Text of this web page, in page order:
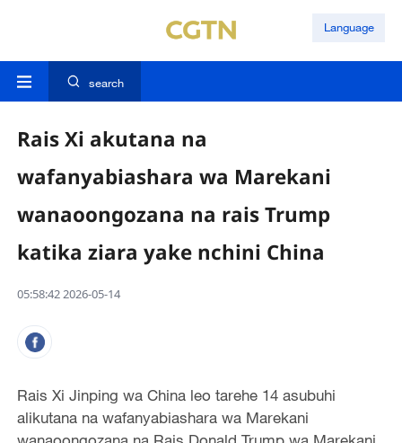
Language
search
Rais Xi akutana na
wafanyabiashara wa Marekani
wanaoongozana na rais Trump
katika ziara yake nchini China
05:58:42 2026-05-14
Rais Xi Jinping wa China leo tarehe 14 asubuhi
alikutana na wafanyabiashara wa Marekani